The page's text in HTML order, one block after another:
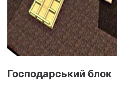
Господарський блок